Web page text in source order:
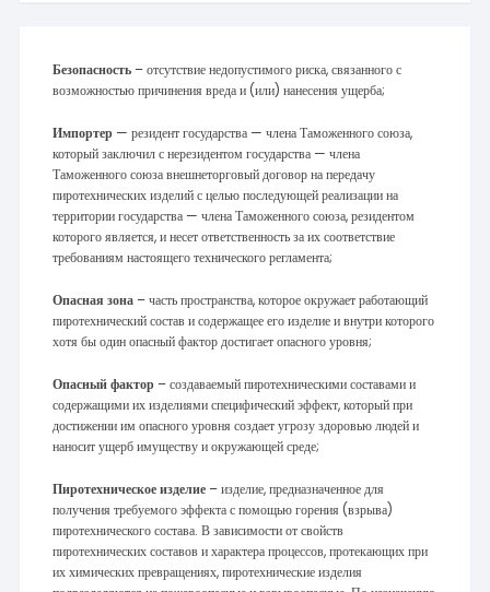
Безопасность – отсутствие недопустимого риска, связанного с
возможностью причинения вреда и (или) нанесения ущерба;
Импортер — резидент государства — члена Таможенного союза,
который заключил с нерезидентом государства — члена
Таможенного союза внешнеторговый договор на передачу
пиротехнических изделий с целью последующей реализации на
территории государства — члена Таможенного союза, резидентом
которого является, и несет ответственность за их соответствие
требованиям настоящего технического регламента;
Опасная зона – часть пространства, которое окружает работающий
пиротехнический состав и содержащее его изделие и внутри которого
хотя бы один опасный фактор достигает опасного уровня;
Опасный фактор – создаваемый пиротехническими составами и
содержащими их изделиями специфический эффект, который при
достижении им опасного уровня создает угрозу здоровью людей и
наносит ущерб имуществу и окружающей среде;
Пиротехническое изделие – изделие, предназначенное для
получения требуемого эффекта с помощью горения (взрыва)
пиротехнического состава. В зависимости от свойств
пиротехнических составов и характера процессов, протекающих при
их химических превращениях, пиротехнические изделия